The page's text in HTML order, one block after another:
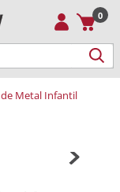
0
Metal Infantil